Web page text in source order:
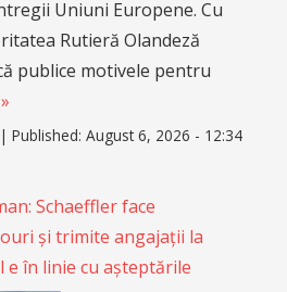
Uniuni Europene. Cu
Rutieră Olandeză
publice motivele pentru
| Published: August 6, 2026 - 12:34
Schaeffler face
și trimite angajații la
e în linie cu așteptările